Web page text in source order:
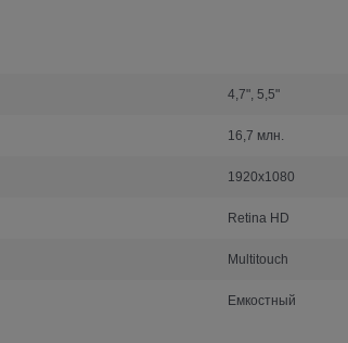
4,7", 5,5"
16,7 млн.
1920x1080
Retina HD
Multitouch
Емкостный